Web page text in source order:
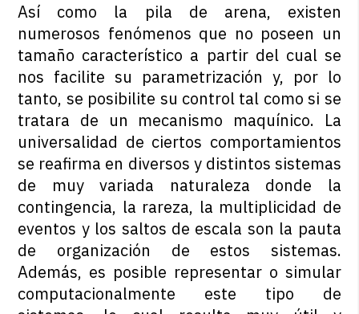
Así como la pila de arena, existen
numerosos fenómenos que no poseen un
tamaño característico a partir del cual se
nos facilite su parametrización y, por lo
tanto, se posibilite su control tal como si se
tratara de un mecanismo maquínico. La
universalidad de ciertos comportamientos
se reafirma en diversos y distintos sistemas
de muy variada naturaleza donde la
contingencia, la rareza, la multiplicidad de
eventos y los saltos de escala son la pauta
de organización de estos sistemas.
Además, es posible representar o simular
computacionalmente este tipo de